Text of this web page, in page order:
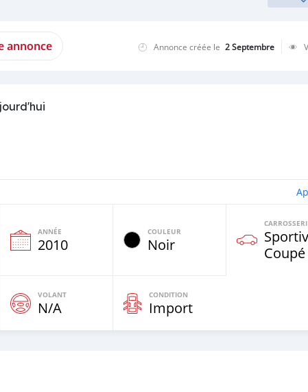
annonce Annonce créée le 2 Septembre
ANNÉE
2010
COULEUR
Noir
Coupé
VOLANT
N/A
CONDITION
Import